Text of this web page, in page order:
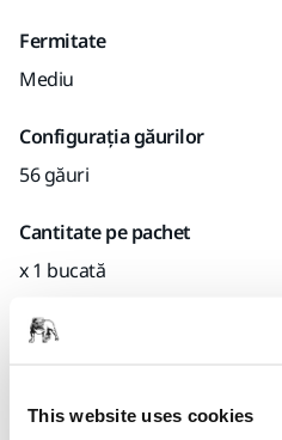
This website uses cookies
Fermitate
Mediu
Configurația găurilor
56 găuri
Cantitate pe pachet
x 1 bucată
Codul Mirka